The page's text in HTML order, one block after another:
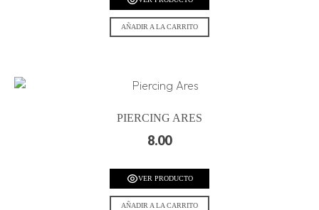
AÑADIR A LA CARRITO
PIERCING ARES
8.00
VER PRODUCTO
AÑADIR A LA CARRITO